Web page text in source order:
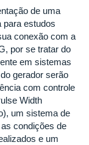
de uma
para estudos
conexão com a
por se tratar do
em sistemas
gerador serão
com controle
Width
um sistema de
condições de
e um